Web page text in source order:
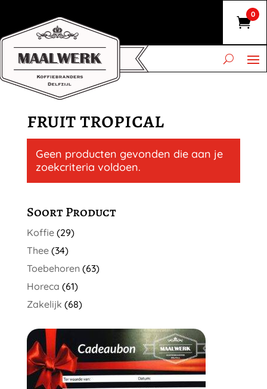
0
fruit tropical
Geen producten gevonden die aan je
zoekcriteria voldoen.
Soort Product
Koffie (29)
Thee (34)
Toebehoren (63)
Horeca (61)
Zakelijk (68)